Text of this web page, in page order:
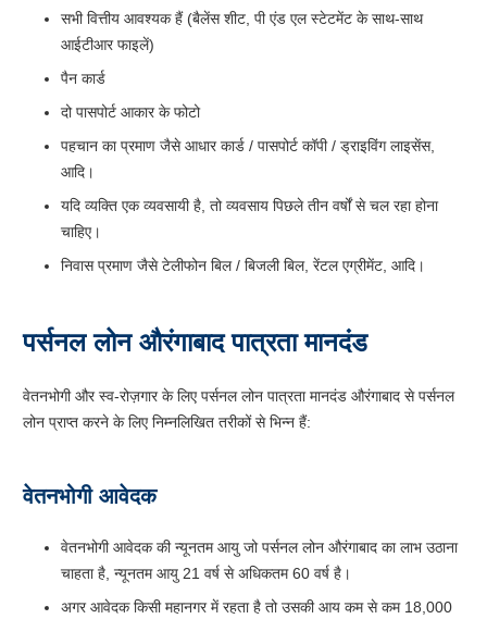
सभी वित्तीय आवश्यक हैं (बैलेंस शीट, पी एंड एल स्टेटमेंट के साथ-साथ
आईटीआर फाइलें)
पैन कार्ड
दो पासपोर्ट आकार के फोटो
पहचान का प्रमाण जैसे आधार कार्ड / पासपोर्ट कॉपी / ड्राइविंग लाइसेंस,
आदि।
यदि व्यक्ति एक व्यवसायी है, तो व्यवसाय पिछले तीन वर्षों से चल रहा होना
चाहिए।
निवास प्रमाण जैसे टेलीफोन बिल / बिजली बिल, रेंटल एग्रीमेंट, आदि।
पर्सनल लोन औरंगाबाद पात्रता मानदंड
वेतनभोगी और स्व-रोज़गार के लिए पर्सनल लोन पात्रता मानदंड औरंगाबाद से पर्सनल
लोन प्राप्त करने के लिए निम्नलिखित तरीकों से भिन्न हैं:
वेतनभोगी आवेदक
वेतनभोगी आवेदक की न्यूनतम आयु जो पर्सनल लोन औरंगाबाद का लाभ उठाना
चाहता है, न्यूनतम आयु 21 वर्ष से अधिकतम 60 वर्ष है।
अगर आवेदक किसी महानगर में रहता है तो उसकी आय कम से कम 18,000